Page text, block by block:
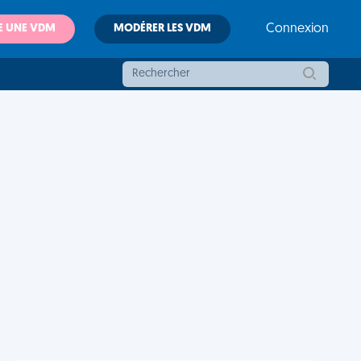
UNE VDM MODÉRER LES VDM Connexion